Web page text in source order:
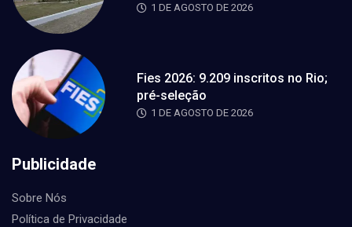
1 DE AGOSTO DE 2026
Fies 2026: 9.209 inscritos no Rio;
pré-seleção
1 DE AGOSTO DE 2026
Publicidade
Sobre Nós
Política de Privacidade